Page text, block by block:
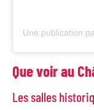
Que voir au
Les salles